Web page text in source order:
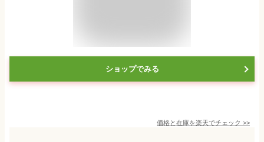
ショップでみる
価格と在庫を楽天でチェック >>